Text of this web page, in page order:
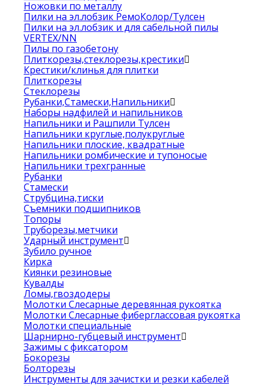
Ножовки по металлу
Пилки на эл.лобзик РемоКолор/Тулсен
Пилки на эл.лобзик и для сабельной пилы
VERTEX/NN
Пилы по газобетону
Плиткорезы,стеклорезы,крестики
Крестики/клинья для плитки
Плиткорезы
Стеклорезы
Рубанки,Стамески,Напильники
Наборы надфилей и напильников
Напильники и Рашпили Тулсен
Напильники круглые,полукруглые
Напильники плоские, квадратные
Напильники ромбические и тупоносые
Напильники трехгранные
Рубанки
Стамески
Струбцина,тиски
Съемники подшипников
Топоры
Труборезы,метчики
Ударный инструмент
Зубило ручное
Кирка
Киянки резиновые
Кувалды
Ломы,гвоздодеры
Молотки Слесарные деревянная рукоятка
Молотки Слесарные фиберглассовая рукоятка
Молотки специальные
Шарнирно-губцевый инструмент
Зажимы с фиксатором
Бокорезы
Болторезы
Инструменты для зачистки и резки кабелей